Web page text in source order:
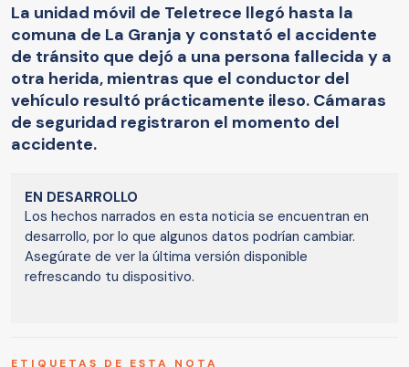
La unidad móvil de Teletrece llegó hasta la
comuna de La Granja y constató el accidente
de tránsito que dejó a una persona fallecida y a
otra herida, mientras que el conductor del
vehículo resultó prácticamente ileso. Cámaras
de seguridad registraron el momento del
accidente.
EN DESARROLLO
Los hechos narrados en esta noticia se encuentran en
desarrollo, por lo que algunos datos podrían cambiar.
Asegúrate de ver la última versión disponible
refrescando tu dispositivo.
ETIQUETAS DE ESTA NOTA